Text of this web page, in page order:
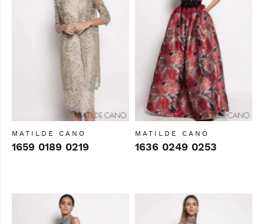
MATILDE CANO
1659 0189 0219
MATILDE CANO
1636 0249 0253